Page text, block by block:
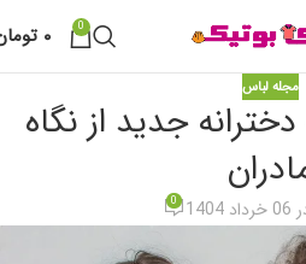
0 ۰
مجله لباس
جدید از نگاه
1404
0